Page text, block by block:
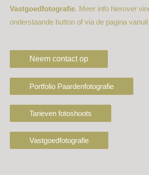
Vastgoedfotografie. Meer info hierover
onderstaande button of via de pagina
Neem contact op
Portfolio Paardenfotografie
Tarieven fotoshoots
Vastgoedfotografie